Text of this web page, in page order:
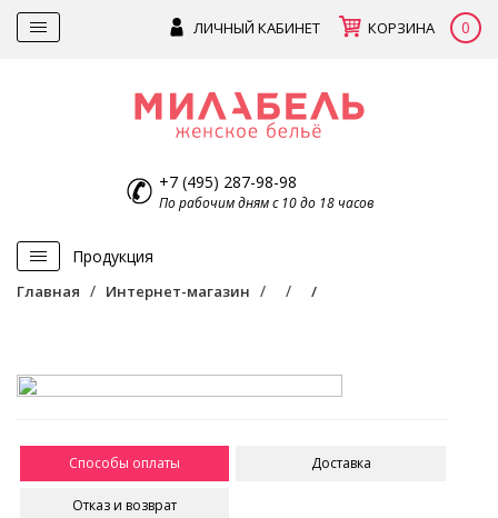
ЛИЧНЫЙ КАБИНЕТ КОРЗИНА 0
+7 (495) 287-98-98
По рабочим дням с 10 до 18 часов
Продукция
Главная Интернет-магазин
Способы оплаты Доставка
Отказ и возврат